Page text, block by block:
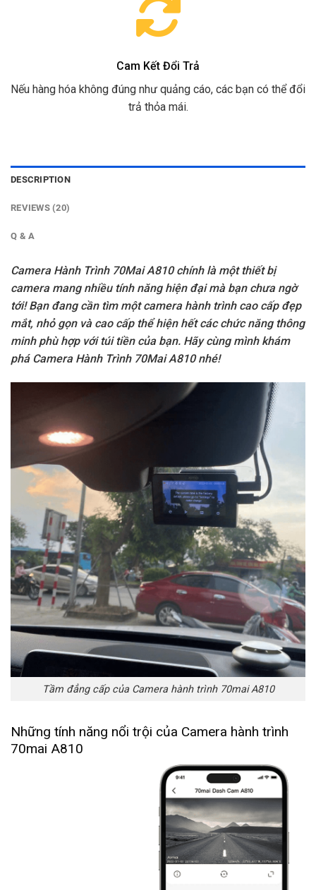
Cam Kết Đổi Trả
Nếu hàng hóa không đúng như quảng cáo, các bạn có thể đổi
trả thỏa mái.
DESCRIPTION
REVIEWS (20)
Q & A
Camera Hành Trình 70Mai A810chính là một thiết bị
camera mang nhiều tính năng hiện đại mà bạn chưa ngờ
tới! Bạn đang cần tìm một camera hành trình cao cấp đẹp
mắt, nhỏ gọn và cao cấp thể hiện hết các chức năng thông
minh phù hợp với túi tiền của bạn. Hãy cùng mình khám
phá Camera Hành Trình 70Mai A810nhé!
Tầm đẳng cấp của Camera hành trình 70mai A810
Những tính năng nổi trội của Camera hành trình
70mai A810